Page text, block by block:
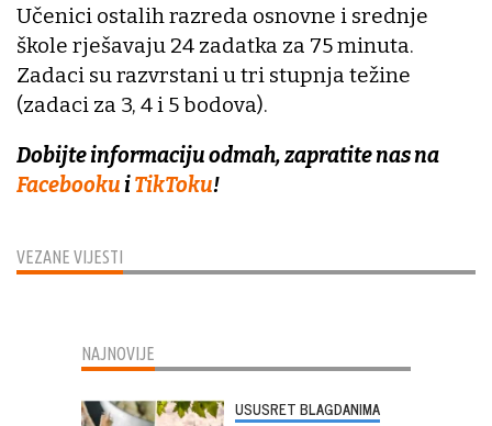
VEZANE VIJESTI
Učenici ostalih razreda osnovne i srednje
škole rješavaju 24 zadatka za 75 minuta.
Zadaci su razvrstani u tri stupnja težine
(zadaci za 3, 4 i 5 bodova).
Dobijte informaciju odmah, zapratite nas na
FacebookuiTikToku!
NAJNOVIJE
USUSRET BLAGDANIMA